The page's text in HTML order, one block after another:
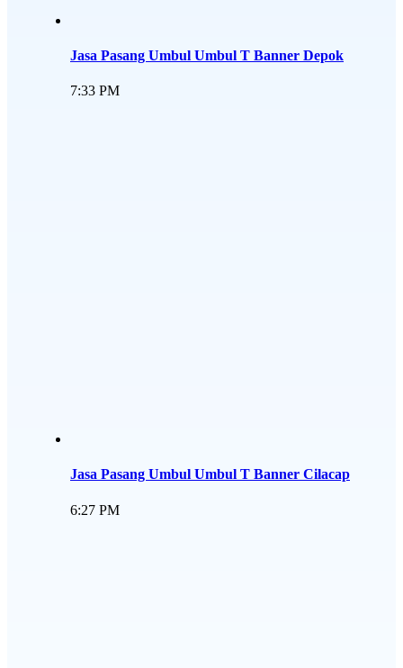
Jasa Pasang Umbul Umbul T Banner Depok
7:33 PM
Jasa Pasang Umbul Umbul T Banner Cilacap
6:27 PM